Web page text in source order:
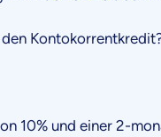
10% und einer 2-